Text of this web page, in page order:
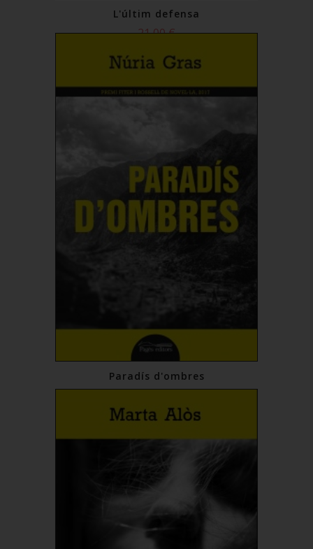
L'últim defensa
21,00 €
Comprar
Paradís d'ombres
Comprar